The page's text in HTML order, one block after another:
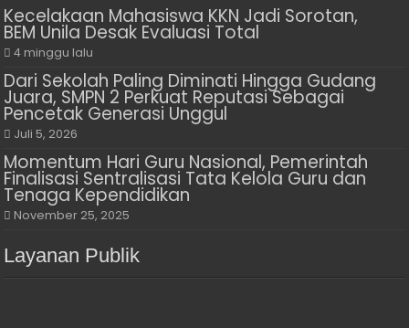
Kecelakaan Mahasiswa KKN Jadi Sorotan,
BEM Unila Desak Evaluasi Total
4 minggu lalu
Dari Sekolah Paling Diminati Hingga Gudang
Juara, SMPN 2 Perkuat Reputasi Sebagai
Pencetak Generasi Unggul
Juli 5, 2026
Momentum Hari Guru Nasional, Pemerintah
Finalisasi Sentralisasi Tata Kelola Guru dan
Tenaga Kependidikan
November 25, 2025
Layanan Publik